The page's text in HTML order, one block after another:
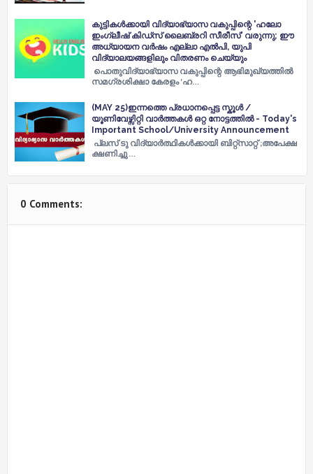
കുട്ടികള്‍ക്കായി വിദ്യാഭ്യാസ വകുപ്പിന്റെ 'ഹലോ
ഇംഗ്ലീഷ് കിഡ്സ് ലൈബ്രറി സീരീസ്' വരുന്നു; ഈ
അധ്യായന വര്‍ഷം എല്ലാ എല്‍പി, യുപി
വിദ്യാലയങ്ങളിലും വിതരണം ചെയ്യും
പൊതുവിദ്യാഭ്യാസ വകുപ്പിന്റെ ആഭിമുഖ്യത്തില്‍
സമഗ്രശിക്ഷാ കേരളം 'ഹ…
(MAY 25)ഇന്നത്തെ പ്രധാനപ്പെട്ട സ്കൂൾ /
യൂണിവേഴ്സിറ്റി വാർത്തകൾ ഒറ്റ നോട്ടത്തിൽ - Today's
Important School/University Announcement
പ്ലസ് ടു വിദ്യാർത്ഥികൾക്കായി ബിറ്റ്സാറ്റ് ;അപേക്ഷ
ക്ഷണിച്ചു …
0 Comments: